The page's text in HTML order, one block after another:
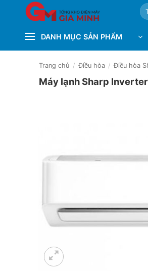
DANH MỤC SẢN PHẨM
Trang chủ / Điều hòa / Điều hòa
Máy lạnh Sharp